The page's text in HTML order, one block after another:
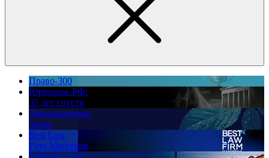
Право-300
Юррынок РФ:
35 лет спустя
Экологическое
право
Best Law
Firm Marketing